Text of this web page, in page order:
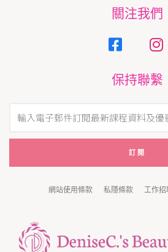
關注我們
保持聯繫
訂閱
網站使用條款 私隱條款 工作